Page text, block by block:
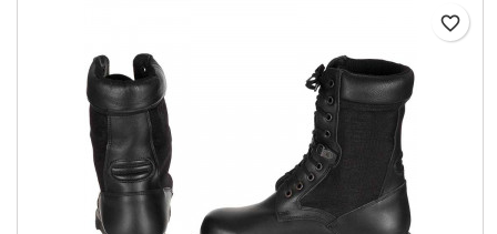
favorite_border